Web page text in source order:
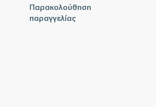
Παρακολούθηση
παραγγελίας